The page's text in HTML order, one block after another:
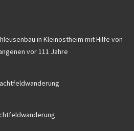
in Kleinostheim mit Hilfe von
vor 111 Jahre